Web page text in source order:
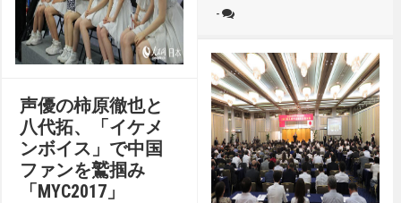
-
声優の柿原徹也と
八代拓、「イケメ
ンボイス」で中国
ファンを鷲掴み
「MYC2017」